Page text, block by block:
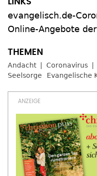
evangelisch.de-
Online-Angebote der
Andacht Coronavirus
Seelsorge
Evangelische